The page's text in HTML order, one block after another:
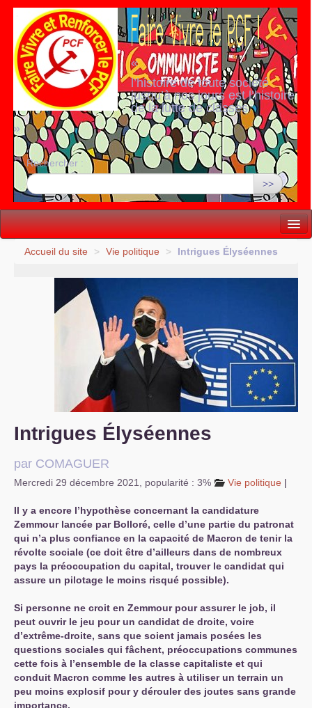
«
l’histoire de toute société
jusqu’à nos jours est l’histoire
de la lutte de classes
»
Rechercher :
>>
Vie politique
Internationale
Accueil du site > Vie politique > Intrigues Élyséennes
Intrigues Élyséennes
par COMAGUER
Mercredi 29 décembre 2021 popularité : 3% Vie politique |
Il y a encore l’hypothèse concernant la candidature
Zemmour lancée par Bolloré, celle d’une partie du patronat
qui n’a plus confiance en la capacité de Macron de tenir la
révolte sociale (ce doit être d’ailleurs dans de nombreux
pays la préoccupation du capital, trouver le candidat qui
assure un pilotage le moins risqué possible).
Si personne ne croit en Zemmour pour assurer le job, il
peut ouvrir le jeu pour un candidat de droite, voire
d’extrême-droite, sans que soient jamais posées les
questions sociales qui fâchent, préoccupations communes
cette fois à l’ensemble de la classe capitaliste et qui
conduit Macron comme les autres à utiliser un terrain un
peu moins explosif pour y dérouler des joutes sans grande
importance.